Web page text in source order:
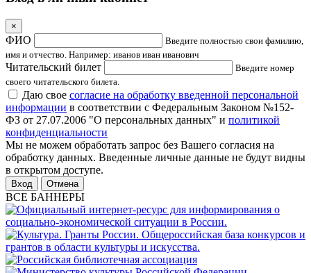
×
ФИО
Введите полностью свои фамилию,
имя и отчество. Например: иванов иван иванович
Читательский билет
Введите номер
своего читательского билета.
Даю свое согласие на обработку введенной персональной
информации в соответствии с Федеральным Законом №152-
ФЗ от 27.07.2006 "О персональных данных" и политикой
конфиденциальности
Мы не можем обработать запрос без Вашего согласия на
обработку данных. Введенные личные данные не будут видны
в открытом доступе.
Отмена
ВСЕ БАННЕРЫ